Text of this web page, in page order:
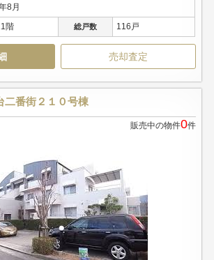
8月
階 総戸数 116戸
売却査定
二番街２１０号棟
販売中の物件0件